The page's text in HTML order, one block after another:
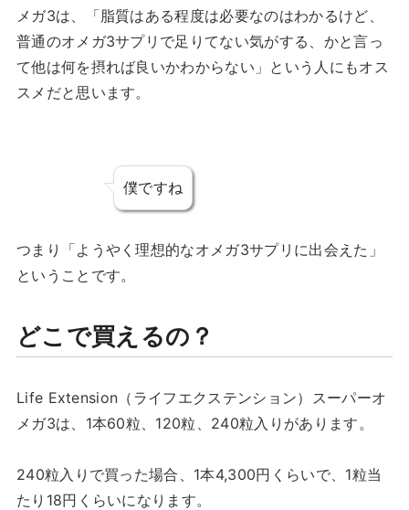
メガ3は、「脂質はある程度は必要なのはわかるけど、
普通のオメガ3サプリで足りてない気がする、かと言っ
て他は何を摂れば良いかわからない」という人にもオス
スメだと思います。
僕ですね
つまり「ようやく理想的なオメガ3サプリに出会えた」
ということです。
どこで買えるの？
Life Extension（ライフエクステンション）スーパーオ
メガ3は、1本60粒、120粒、240粒入りがあります。
240粒入りで買った場合、1本4,300円くらいで、1粒当
たり18円くらいになります。